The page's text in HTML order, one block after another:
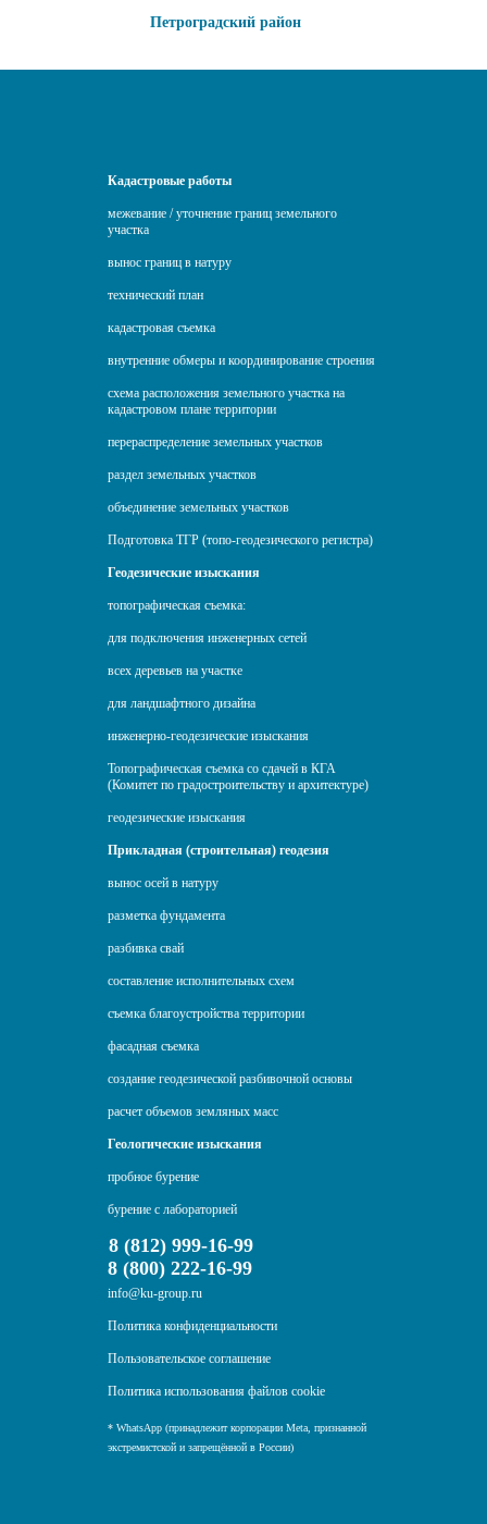
Петроградский район
Кадастровые работы
межевание / уточнение границ земельного
участка
вынос границ в натуру
технический план
кадастровая съемка
внутренние обмеры и координирование строения
схема расположения земельного участка на
кадастровом плане территории
перераспределение земельных участков
раздел земельных участков
объединение земельных участков
Подготовка ТГР (топо-геодезического регистра)
Геодезические изыскания
топографическая съемка:
для подключения инженерных сетей
всех деревьев на участке
для ландшафтного дизайна
инженерно-геодезические изыскания
Топографическая съемка со сдачей в КГА
(Комитет по градостроительству и архитектуре)
геодезические изыскания
Прикладная (строительная) геодезия
вынос осей в натуру
разметка фундамента
разбивка свай
составление исполнительных схем
съемка благоустройства территории
фасадная съемка
создание геодезической разбивочной основы
расчет объемов земляных масс
Геологические изыскания
пробное бурение
бурение с лабораторией
8 (812) 999-16-99
8 (800) 222-16-99
info@ku-group.ru
Политика конфиденциальности
Пользовательское соглашение
Политика использования файлов cookie
* WhatsApp (принадлежит корпорации Meta, признанной
экстремистской и запрещённой в России)